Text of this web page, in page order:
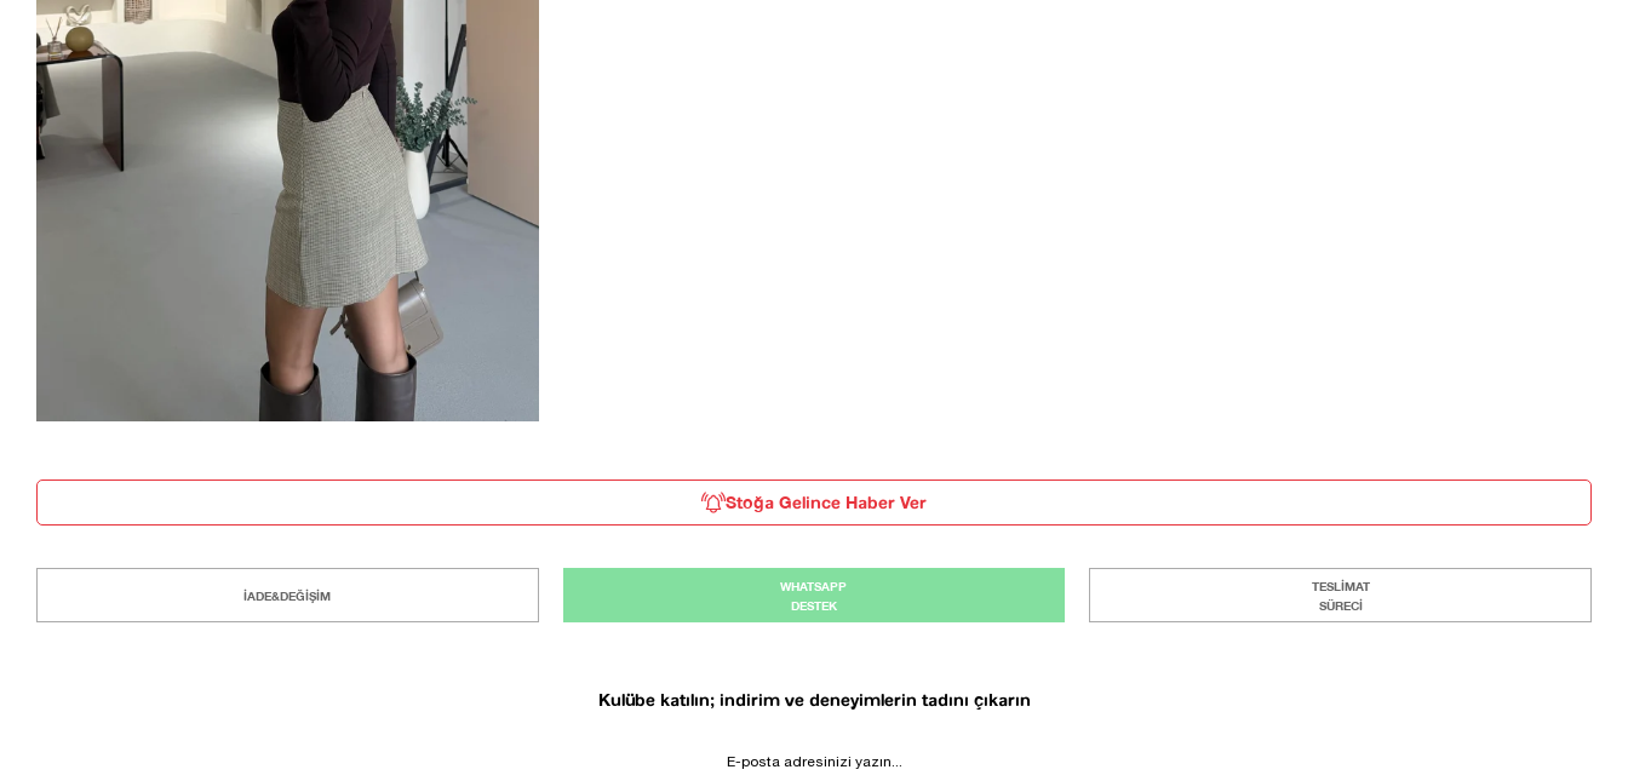
Stoğa Gelince Haber Ver
İADE&DEĞİŞİM
WHATSAPP
DESTEK
TESLİMAT
SÜRECİ
Kulübe katılın; indirim ve deneyimlerin tadını çıkarın